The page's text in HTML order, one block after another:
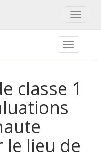
Toggle
classe 1
le lieu de